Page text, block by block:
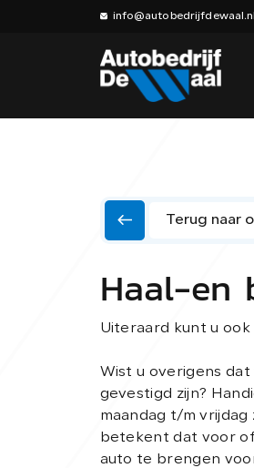
info@autobedrijfdewaal.nl
Terug naar
Haal-en
Uiteraard kunt u
Wist u overigens
gevestigd zijn?
maandag t/m
betekent dat voor
auto te brengen